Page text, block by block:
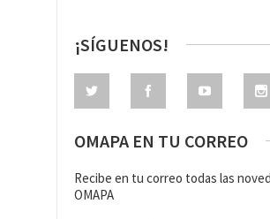
¡SÍGUENOS!
OMAPA EN TU CORREO
Recibe en tu correo todas las
OMAPA